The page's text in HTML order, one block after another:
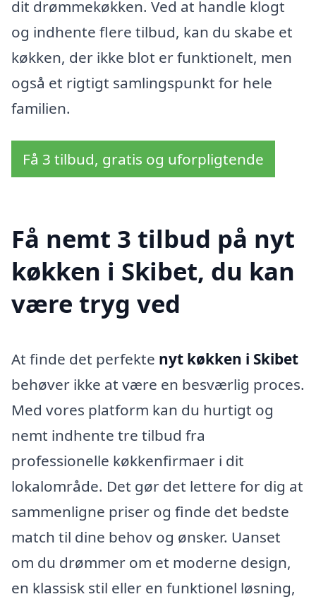
dit drømmekøkken. Ved at handle klogt
og indhente flere tilbud, kan du skabe et
køkken, der ikke blot er funktionelt, men
også et rigtigt samlingspunkt for hele
familien.
Få 3 tilbud, gratis og uforpligtende
Få nemt 3 tilbud på nyt
køkken i Skibet, du kan
være tryg ved
At finde det perfekte nyt køkken i Skibet
behøver ikke at være en besværlig proces.
Med vores platform kan du hurtigt og
nemt indhente tre tilbud fra
professionelle køkkenfirmaer i dit
lokalområde. Det gør det lettere for dig at
sammenligne priser og finde det bedste
match til dine behov og ønsker. Uanset
om du drømmer om et moderne design,
en klassisk stil eller en funktionel løsning,